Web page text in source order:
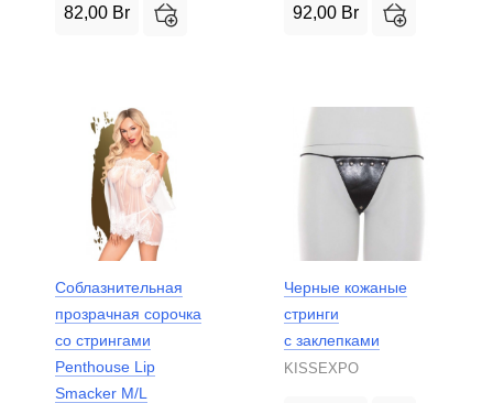
82,00 Br 92,00 Br
Соблазнительная
прозрачная сорочка
со стрингами
Penthouse Lip
Smacker M/L
Черные кожаные
стринги
с заклепками
KISSEXPO